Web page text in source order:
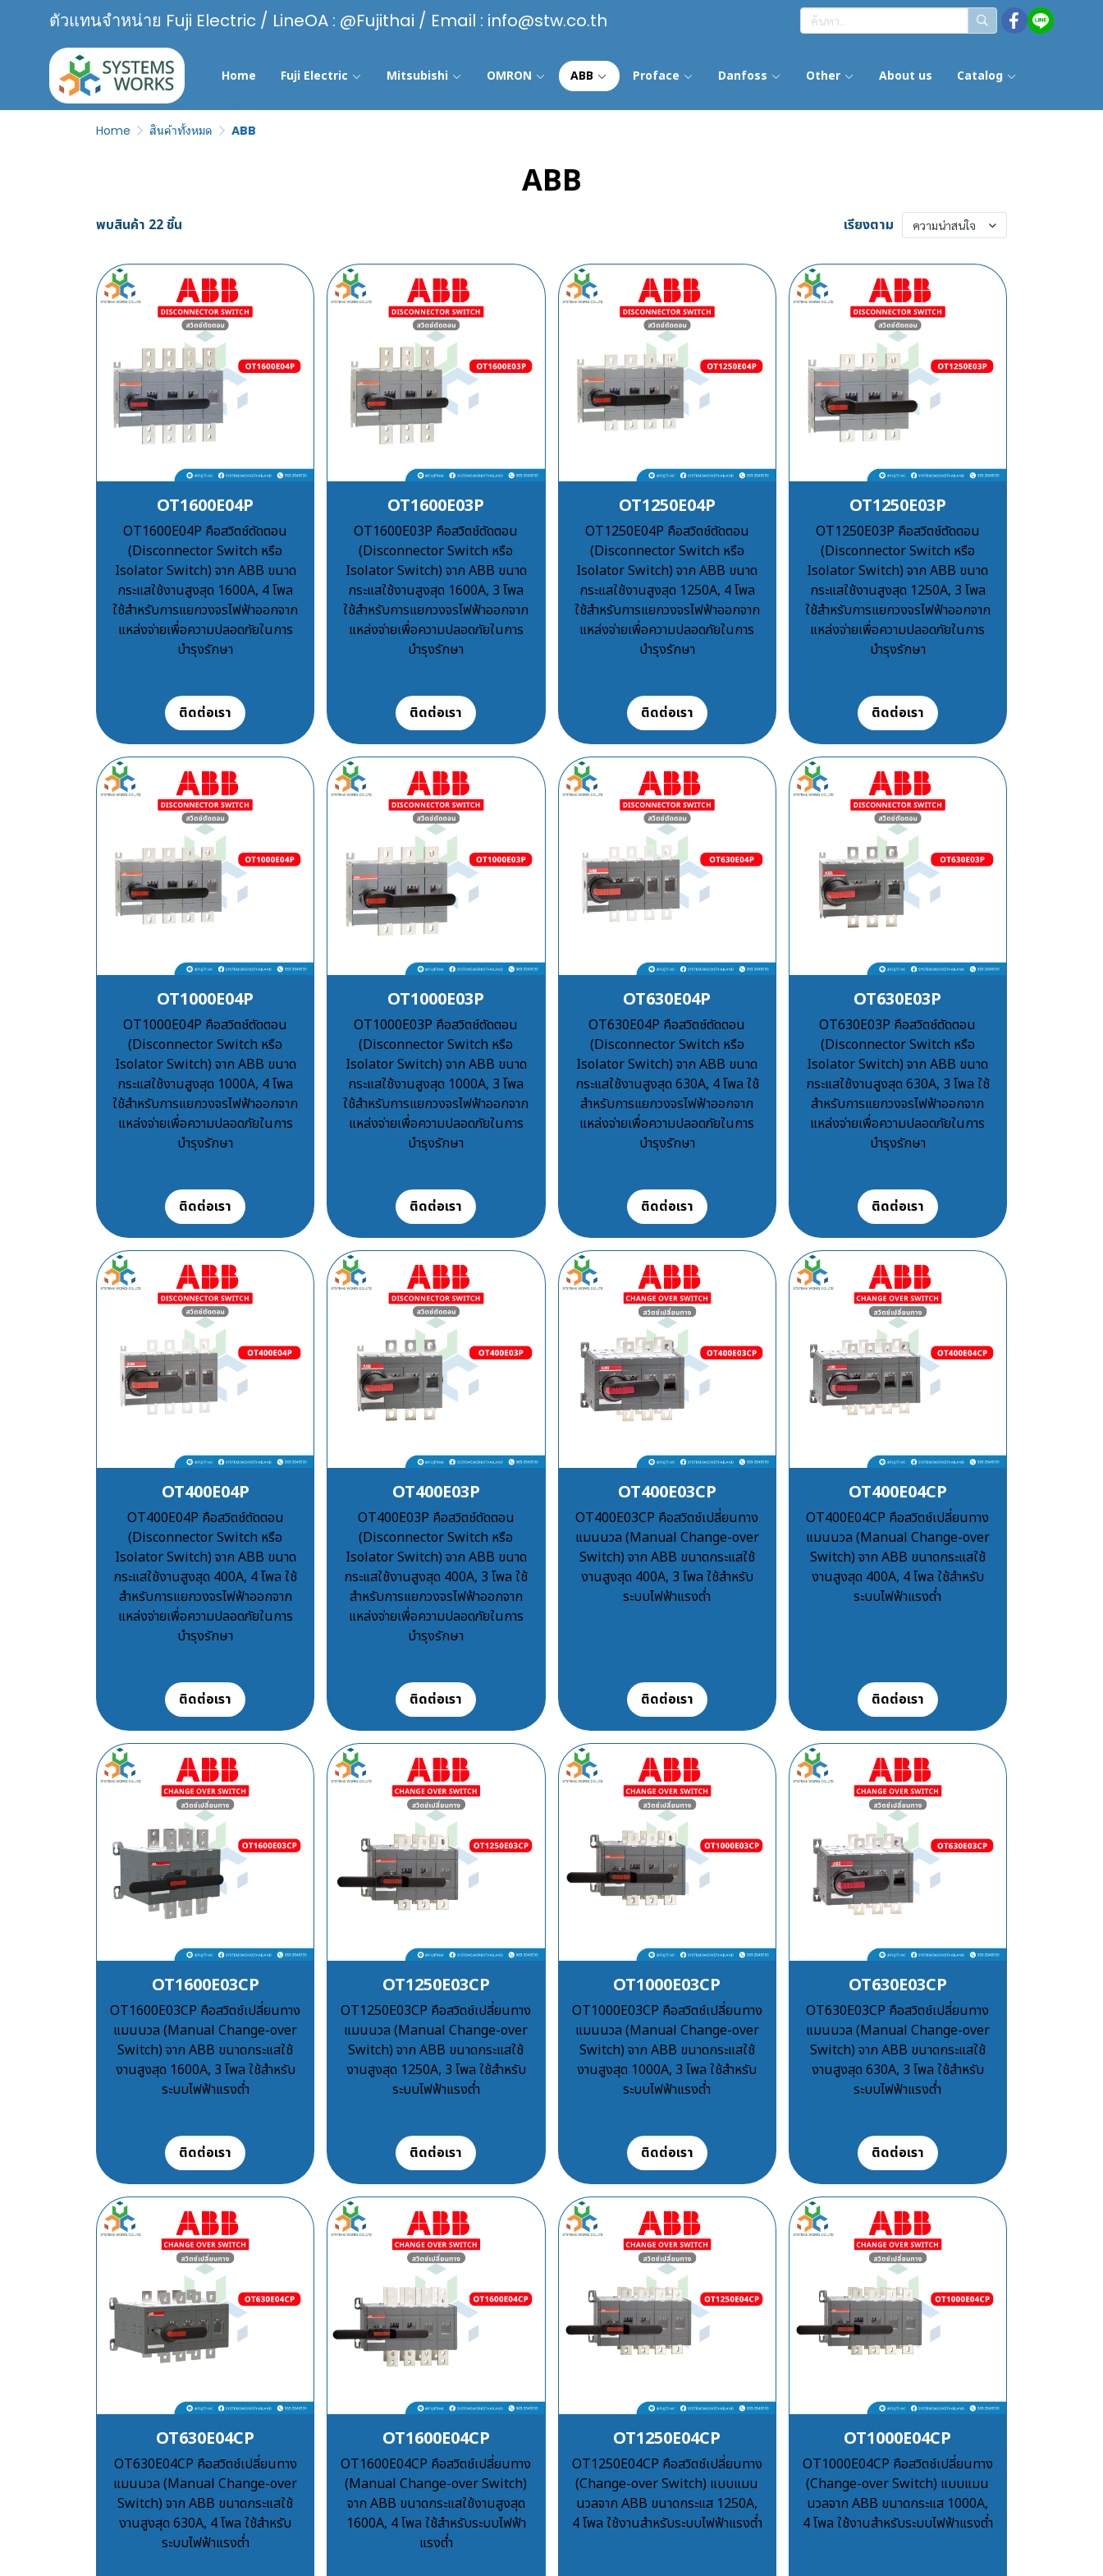
ตัวแทนจำหน่าย Fuji Electric / LineOA : @Fujithai / Email : info@stw.co.th
Home Fuji Electric Mitsubishi OMRON ABB Proface Danfoss Other About us Catalog
Home สินค้าทั้งหมด ABB
ABB
พบสินค้า 22 ชิ้น เรียงตาม ความน่าสนใจ
OT1600E04P
OT1600E04P คือสวิตช์ตัดตอน
(Disconnector Switch หรือ
Isolator Switch) จาก ABB ขนาด
กระแสใช้งานสูงสุด 1600A, 4 โพล
ใช้สำหรับการแยกวงจรไฟฟ้าออกจาก
แหล่งจ่ายเพื่อความปลอดภัยในการ
บำรุงรักษา
ติดต่อเรา
OT1600E03P
OT1600E03P คือสวิตช์ตัดตอน
(Disconnector Switch หรือ
Isolator Switch) จาก ABB ขนาด
กระแสใช้งานสูงสุด 1600A, 3 โพล
ใช้สำหรับการแยกวงจรไฟฟ้าออกจาก
แหล่งจ่ายเพื่อความปลอดภัยในการ
บำรุงรักษา
ติดต่อเรา
OT1250E04P
OT1250E04P คือสวิตช์ตัดตอน
(Disconnector Switch หรือ
Isolator Switch) จาก ABB ขนาด
กระแสใช้งานสูงสุด 1250A, 4 โพล
ใช้สำหรับการแยกวงจรไฟฟ้าออกจาก
แหล่งจ่ายเพื่อความปลอดภัยในการ
บำรุงรักษา
ติดต่อเรา
OT1250E03P
OT1250E03P คือสวิตช์ตัดตอน
(Disconnector Switch หรือ
Isolator Switch) จาก ABB ขนาด
กระแสใช้งานสูงสุด 1250A, 3 โพล
ใช้สำหรับการแยกวงจรไฟฟ้าออกจาก
แหล่งจ่ายเพื่อความปลอดภัยในการ
บำรุงรักษา
ติดต่อเรา
OT1000E04P
OT1000E04P คือสวิตช์ตัดตอน
(Disconnector Switch หรือ
Isolator Switch) จาก ABB ขนาด
กระแสใช้งานสูงสุด 1000A, 4 โพล
ใช้สำหรับการแยกวงจรไฟฟ้าออกจาก
แหล่งจ่ายเพื่อความปลอดภัยในการ
บำรุงรักษา
ติดต่อเรา
OT1000E03P
OT1000E03P คือสวิตช์ตัดตอน
(Disconnector Switch หรือ
Isolator Switch) จาก ABB ขนาด
กระแสใช้งานสูงสุด 1000A, 3 โพล
ใช้สำหรับการแยกวงจรไฟฟ้าออกจาก
แหล่งจ่ายเพื่อความปลอดภัยในการ
บำรุงรักษา
ติดต่อเรา
OT630E04P
OT630E04P คือสวิตช์ตัดตอน
(Disconnector Switch หรือ
Isolator Switch) จาก ABB ขนาด
กระแสใช้งานสูงสุด 630A, 4 โพล ใช้
สำหรับการแยกวงจรไฟฟ้าออกจาก
แหล่งจ่ายเพื่อความปลอดภัยในการ
บำรุงรักษา
ติดต่อเรา
OT630E03P
OT630E03P คือสวิตช์ตัดตอน
(Disconnector Switch หรือ
Isolator Switch) จาก ABB ขนาด
กระแสใช้งานสูงสุด 630A, 3 โพล ใช้
สำหรับการแยกวงจรไฟฟ้าออกจาก
แหล่งจ่ายเพื่อความปลอดภัยในการ
บำรุงรักษา
ติดต่อเรา
OT400E04P
OT400E04P คือสวิตช์ตัดตอน
(Disconnector Switch หรือ
Isolator Switch) จาก ABB ขนาด
กระแสใช้งานสูงสุด 400A, 4 โพล ใช้
สำหรับการแยกวงจรไฟฟ้าออกจาก
แหล่งจ่ายเพื่อความปลอดภัยในการ
บำรุงรักษา
ติดต่อเรา
OT400E03P
OT400E03P คือสวิตช์ตัดตอน
(Disconnector Switch หรือ
Isolator Switch) จาก ABB ขนาด
กระแสใช้งานสูงสุด 400A, 3 โพล ใช้
สำหรับการแยกวงจรไฟฟ้าออกจาก
แหล่งจ่ายเพื่อความปลอดภัยในการ
บำรุงรักษา
ติดต่อเรา
OT400E03CP
OT400E03CP คือสวิตช์เปลี่ยนทาง
แมนนวล (Manual Change-over
Switch) จาก ABB ขนาดกระแสใช้
งานสูงสุด 400A, 3 โพล ใช้สำหรับ
ระบบไฟฟ้าแรงต่ำ
ติดต่อเรา
OT400E04CP
OT400E04CP คือสวิตช์เปลี่ยนทาง
แมนนวล (Manual Change-over
Switch) จาก ABB ขนาดกระแสใช้
งานสูงสุด 400A, 4 โพล ใช้สำหรับ
ระบบไฟฟ้าแรงต่ำ
ติดต่อเรา
OT1600E03CP
OT1600E03CP คือสวิตช์เปลี่ยนทาง
แมนนวล (Manual Change-over
Switch) จาก ABB ขนาดกระแสใช้
งานสูงสุด 1600A, 3 โพล ใช้สำหรับ
ระบบไฟฟ้าแรงต่ำ
ติดต่อเรา
OT1250E03CP
OT1250E03CP คือสวิตช์เปลี่ยนทาง
แมนนวล (Manual Change-over
Switch) จาก ABB ขนาดกระแสใช้
งานสูงสุด 1250A, 3 โพล ใช้สำหรับ
ระบบไฟฟ้าแรงต่ำ
ติดต่อเรา
OT1000E03CP
OT1000E03CP คือสวิตช์เปลี่ยนทาง
แมนนวล (Manual Change-over
Switch) จาก ABB ขนาดกระแสใช้
งานสูงสุด 1000A, 3 โพล ใช้สำหรับ
ระบบไฟฟ้าแรงต่ำ
ติดต่อเรา
OT630E03CP
OT630E03CP คือสวิตช์เปลี่ยนทาง
แมนนวล (Manual Change-over
Switch) จาก ABB ขนาดกระแสใช้
งานสูงสุด 630A, 3 โพล ใช้สำหรับ
ระบบไฟฟ้าแรงต่ำ
ติดต่อเรา
OT630E04CP
OT630E04CP คือสวิตช์เปลี่ยนทาง
แมนนวล (Manual Change-over
Switch) จาก ABB ขนาดกระแสใช้
งานสูงสุด 630A, 4 โพล ใช้สำหรับ
ระบบไฟฟ้าแรงต่ำ
OT1600E04CP
OT1600E04CP คือสวิตช์เปลี่ยนทาง
(Manual Change-over Switch)
จาก ABB ขนาดกระแสใช้งานสูงสุด
1600A, 4 โพล ใช้สำหรับระบบไฟฟ้า
แรงต่ำ
OT1250E04CP
OT1250E04CP คือสวิตช์เปลี่ยนทาง
(Change-over Switch) แบบแมน
นวลจาก ABB ขนาดกระแส 1250A,
4 โพล ใช้งานสำหรับระบบไฟฟ้าแรงต่ำ
OT1000E04CP
OT1000E04CP คือสวิตช์เปลี่ยนทาง
(Change-over Switch) แบบแมน
นวลจาก ABB ขนาดกระแส 1000A,
4 โพล ใช้งานสำหรับระบบไฟฟ้าแรงต่ำ